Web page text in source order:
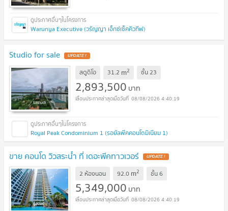
Warunya Executive (วรัญญา เอ็กซ์เซ็คคิวทีฟ)
Studio for sale UPDATE !
สตูดิโอ 31.2 m2 ชั้น23
2,893,500 บาท
08/08/2026 4:40:19
Royal Peak Condominium 1 (รอยัลพีคคอนโดมิเนียม 1)
ขาย คอนโด วิวสระน้ำ ที่ เดอะพีคทาวเวอร์ UPDATE !
2 ห้องนอน 92.0 m2 ชั้น6
5,349,000 บาท
08/08/2026 4:40:19